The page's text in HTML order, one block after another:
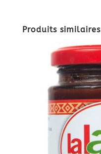
Produits similaires